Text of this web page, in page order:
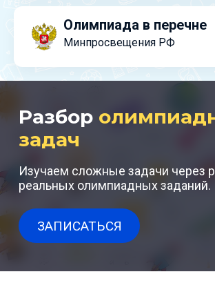
Олимпиада в перечне
Минпросвещения РФ
Разбор
задач
Изучаем сложные задачи через
реальных олимпиадных заданий.
ЗАПИСАТЬСЯ